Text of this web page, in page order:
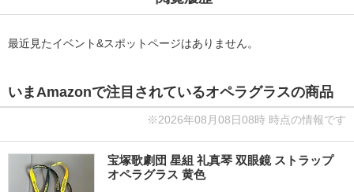
最近見たイベント&スポットページはありません。
いまAmazonで注目されているオペラグラスの商品
※2026年08月08日08時 時点の情報です
宝塚歌劇団 星組 礼真琴 双眼鏡 ストラップ
オペラグラス 黄色